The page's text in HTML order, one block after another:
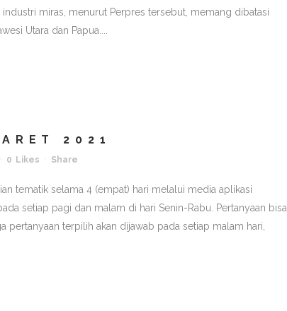
miras, menurut Perpres tersebut, memang dibatasi
Utara dan Papua....
2021
0 Likes Share
tematik selama 4 (empat) hari melalui media aplikasi
setiap pagi dan malam di hari Senin-Rabu. Pertanyaan bisa
terpilih akan dijawab pada setiap malam hari,